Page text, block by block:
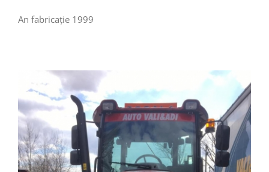
An fabricație 1999